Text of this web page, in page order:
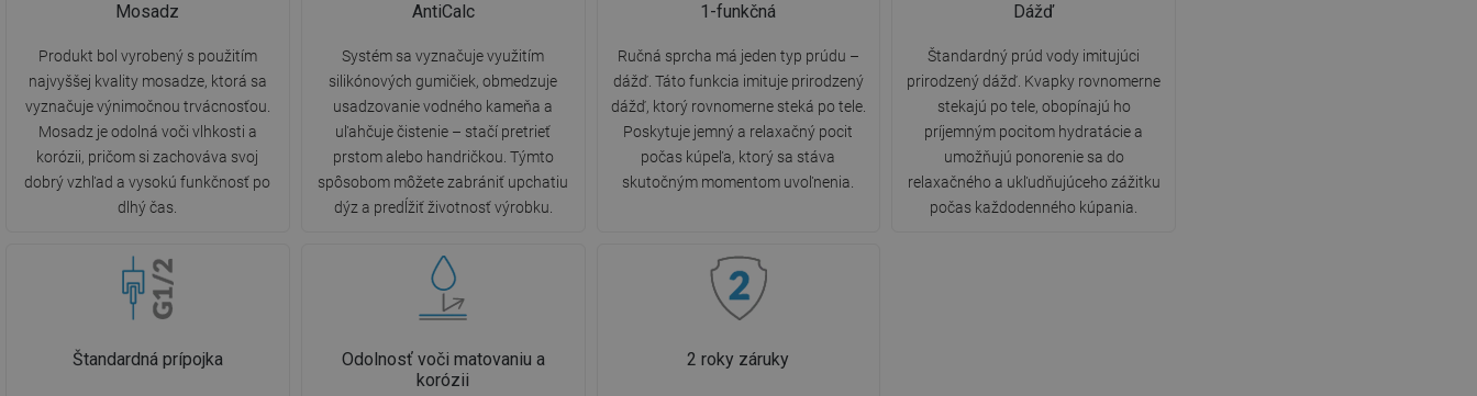
Mosadz
Produkt bol vyrobený s použitím
najvyššej kvality mosadze, ktorá sa
vyznačuje výnimočnou trvácnosťou.
Mosadz je odolná voči vlhkosti a
korózii, pričom si zachováva svoj
dobrý vzhľad a vysokú funkčnosť po
dlhý čas.
AntiCalc
Systém sa vyznačuje využitím
silikónových gumičiek, obmedzuje
usadzovanie vodného kameňa a
uľahčuje čistenie – stačí pretrieť
prstom alebo handričkou. Týmto
spôsobom môžete zabrániť upchatiu
dýz a predĺžiť životnosť výrobku.
1-funkčná
Ručná sprcha má jeden typ prúdu –
dážď. Táto funkcia imituje prirodzený
dážď, ktorý rovnomerne steká po tele.
Poskytuje jemný a relaxačný pocit
počas kúpeľa, ktorý sa stáva
skutočným momentom uvoľnenia.
Dážď
Štandardný prúd vody imitujúci
prirodzený dážď. Kvapky rovnomerne
stekajú po tele, obopínajú ho
príjemným pocitom hydratácie a
umožňujú ponorenie sa do
relaxačného a ukľudňujúceho zážitku
počas každodenného kúpania.
Štandardná prípojka
Odolnosť voči matovaniu a
korózii
2 roky záruky